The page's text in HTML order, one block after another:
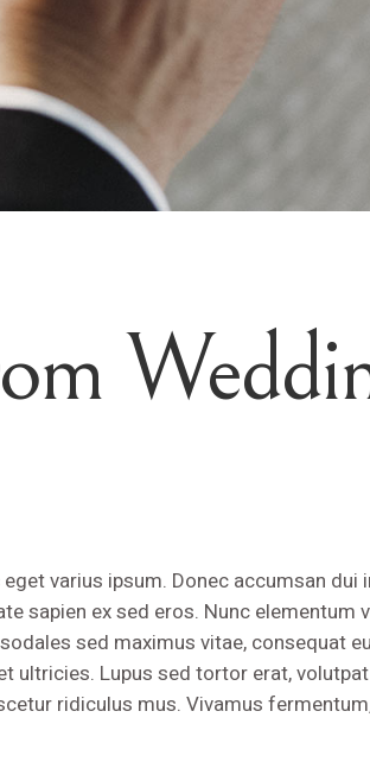
varius ipsum. Donec accumsan dui
sapien ex sed eros. Nunc elementum
sed maximus vitae, consequat
ultricies. Lupus sed tortor erat,
ridiculus mus. Vivamus